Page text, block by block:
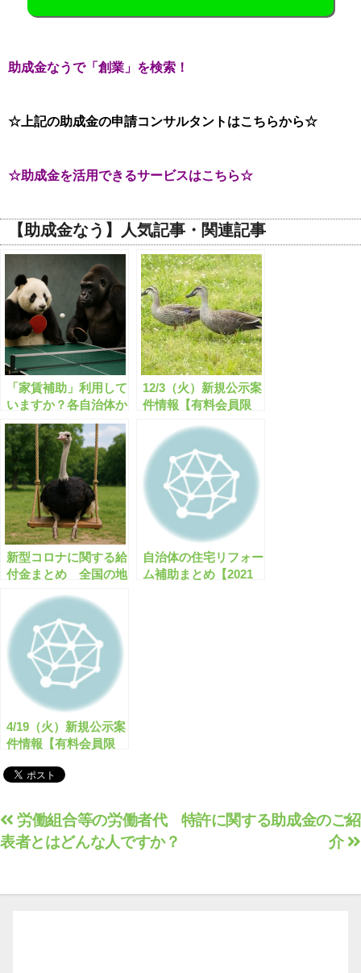
助成金なうで「創業」を検索！
☆上記の助成金の申請コンサルタントはこちらから☆
☆助成金を活用できるサービスはこちら☆
【助成金なう】人気記事・関連記事
「家賃補助」利用して
いますか？各自治体か
ら出ている「家賃補
助」を活用しよう！
12/3（火）新規公示案
件情報【有料会員限
新型コロナに関する給
付金まとめ 全国の地
料会員限定】
自治体の住宅リフォー
ム補助まとめ【2021
4/19（火）新規公示案
件情報【有料会員限
投
稿
ビ
特許に関する助成金のご紹
介
労働組合等の労働者代
表者とはどんな人ですか？